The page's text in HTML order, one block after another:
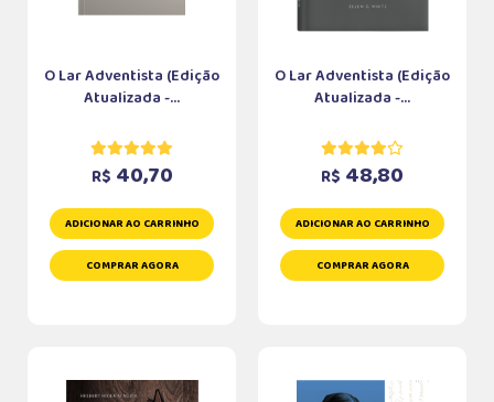
O Lar Adventista (Edição
Atualizada -...
R$ 40,70
ADICIONAR AO CARRINHO
COMPRAR AGORA
O Lar Adventista (Edição
Atualizada -...
R$ 48,80
ADICIONAR AO CARRINHO
COMPRAR AGORA